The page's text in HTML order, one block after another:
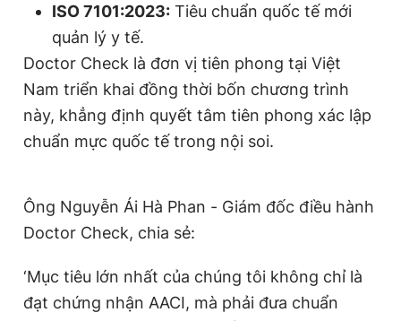
ISO 7101:2023: Tiêu chuẩn quốc tế mới
quản lý y tế.
Doctor Check là đơn vị tiên phong tại Việt
Nam triển khai đồng thời bốn chương trình
này, khẳng định quyết tâm tiên phong xác lập
chuẩn mực quốc tế trong nội soi.
Ông Nguyễn Ái Hà Phan - Giám đốc điều hành
Doctor Check, chia sẻ:
‘Mục tiêu lớn nhất của chúng tôi không chỉ là
đạt chứng nhận AACI, mà phải đưa chuẩn